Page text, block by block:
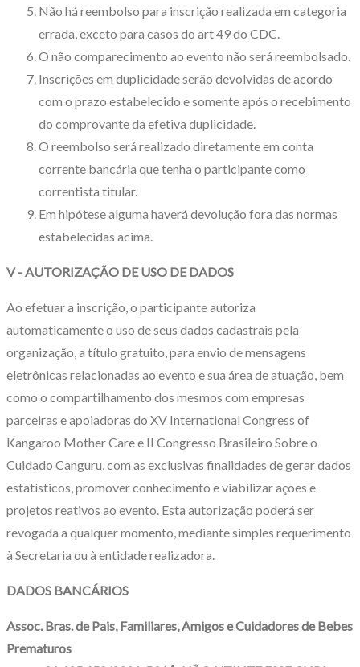
Não há reembolso para inscrição realizada em categoria
errada, exceto para casos do art 49 do CDC.
O não comparecimento ao evento não será reembolsado.
Inscrições em duplicidade serão devolvidas de acordo
com o prazo estabelecido e somente após o recebimento
do comprovante da efetiva duplicidade.
O reembolso será realizado diretamente em conta
corrente bancária que tenha o participante como
correntista titular.
Em hipótese alguma haverá devolução fora das normas
estabelecidas acima.
V - AUTORIZAÇÃO DE USO DE DADOS
Ao efetuar a inscrição, o participante autoriza
automaticamente o uso de seus dados cadastrais pela
organização, a título gratuito, para envio de mensagens
eletrônicas relacionadas ao evento e sua área de atuação, bem
como o compartilhamento dos mesmos com empresas
parceiras e apoiadoras do XV International Congress of
Kangaroo Mother Care e II Congresso Brasileiro Sobre o
Cuidado Canguru, com as exclusivas finalidades de gerar dados
estatísticos, promover conhecimento e viabilizar ações e
projetos reativos ao evento. Esta autorização poderá ser
revogada a qualquer momento, mediante simples requerimento
à Secretaria ou à entidade realizadora.
DADOS BANCÁRIOS
Assoc. Bras. de Pais, Familiares, Amigos e Cuidadores de Bebes
Prematuros